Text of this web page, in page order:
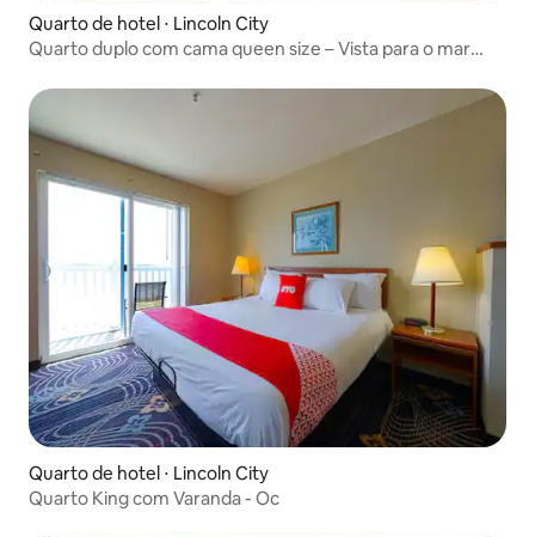
Quarto de hotel ⋅ Lincoln City
Quarto duplo com cama queen size – Vista para o mar
Quarto de hotel ⋅ Lincoln City
Quarto King com Varanda - Oc